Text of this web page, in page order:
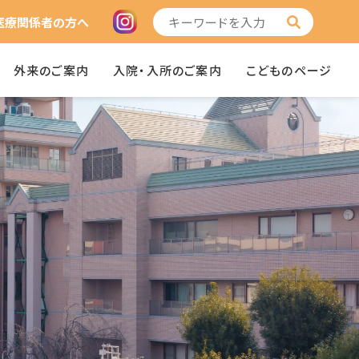
療関係者の方へ
外来のご案内 入院・入所のご案内 こどものページ